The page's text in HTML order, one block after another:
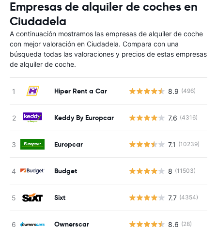
Empresas de alquiler de coches en
Ciudadela
A continuación mostramos las empresas de alquiler de coche
con mejor valoración en Ciudadela. Compara con una
búsqueda todas las valoraciones y precios de estas empresas
de alquiler de coche.
Hiper Rent a Car 8.9 (496)
Keddy By Europcar 7.6 (4316)
Europcar 7.1 (10239)
Budget 8 (11503)
Sixt 7.7 (4354)
Ownerscar 8.6 (28)